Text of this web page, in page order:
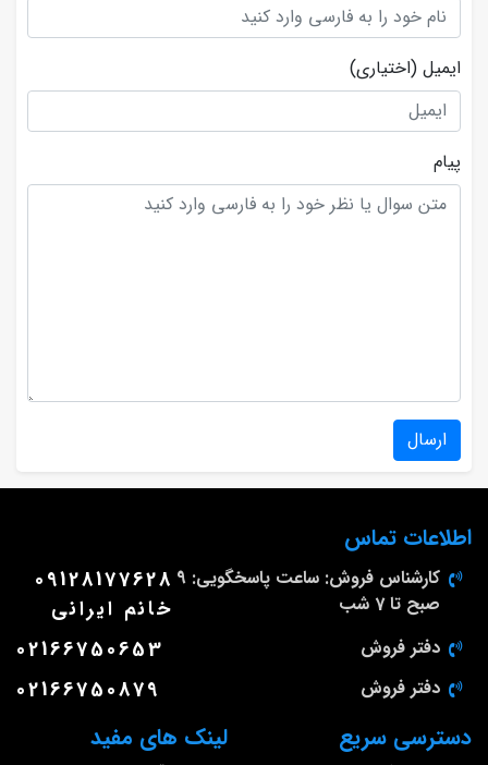
ایمیل (اختیاری)
پیام
ارسال
لینک های مفید دسترسی سریع
اطلاعات تماس
کارشناس فروش: ساعت پاسخگویی: 9
صبح تا 7 شب
09128177628
خانم ایرانی
دفتر فروش 02166750653
دفتر فروش 02166750879